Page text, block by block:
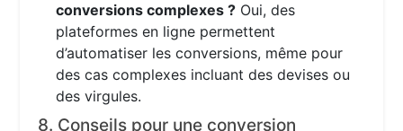
conversions complexes ? Oui, des
plateformes en ligne permettent
d’automatiser les conversions, même pour
des cas complexes incluant des devises ou
des virgules.
8. Conseils pour une conversion